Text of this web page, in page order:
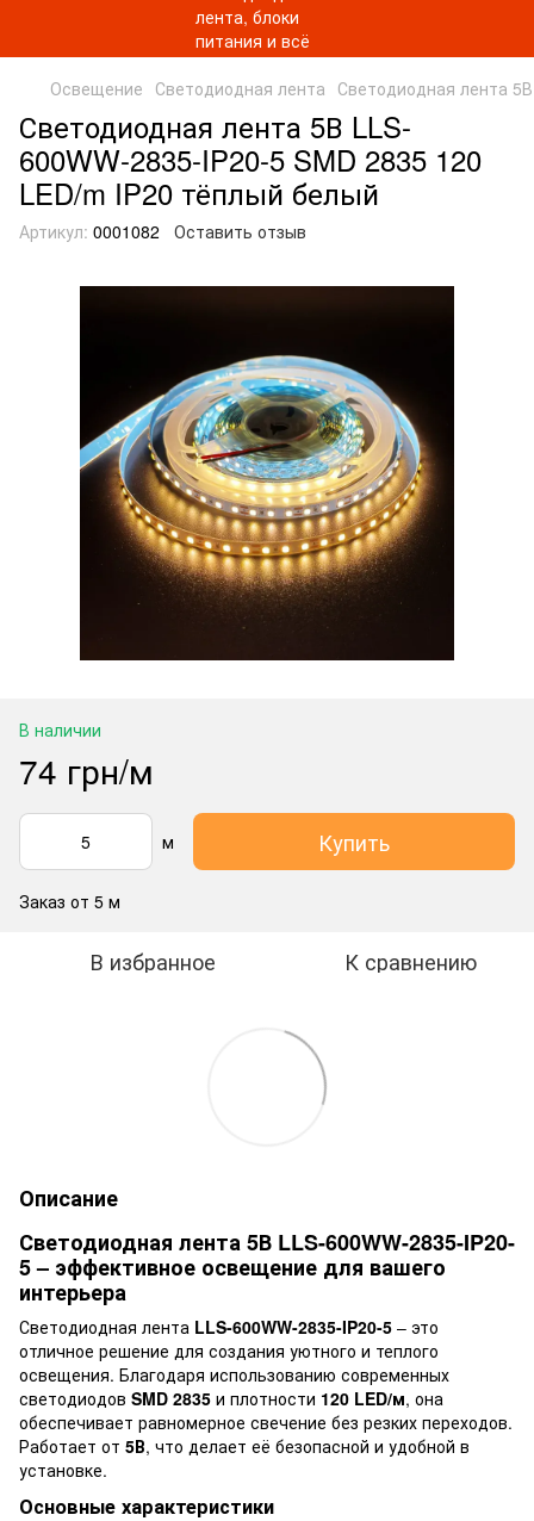
Освещение Светодиодная лента Светодиодная лента 5В
Светодиодная лента 5В LLS-
600WW-2835-IP20-5 SMD 2835 120
LED/m IP20 тёплый белый
Артикул: 0001082 Оставить отзыв
В наличии
74 грн/м
м Купить
Заказ от 5 м
В избранное К сравнению
Описание
Светодиодная лента 5В LLS-600WW-2835-IP20-
5 – эффективное освещение для вашего
интерьера
Светодиодная лента LLS-600WW-2835-IP20-5 – это
отличное решение для создания уютного и теплого
освещения. Благодаря использованию современных
светодиодов SMD 2835 и плотности 120 LED/м, она
обеспечивает равномерное свечение без резких переходов.
Работает от 5В, что делает её безопасной и удобной в
установке.
Основные характеристики